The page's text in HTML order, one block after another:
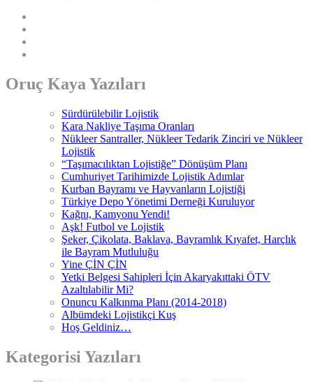
Oruç Kaya Yazıları
Sürdürülebilir Lojistik
Kara Nakliye Taşıma Oranları
Nükleer Santraller, Nükleer Tedarik Zinciri ve Nükleer
Lojistik
“Taşımacılıktan Lojistiğe” Dönüşüm Planı
Cumhuriyet Tarihimizde Lojistik Adımlar
Kurban Bayramı ve Hayvanların Lojistiği
Türkiye Depo Yönetimi Derneği Kuruluyor
Kağnı, Kamyonu Yendi!
Aşk! Futbol ve Lojistik
Şeker, Çikolata, Baklava, Bayramlık Kıyafet, Harçlık
ile Bayram Mutluluğu
Yine ÇİN ÇİN
Yetki Belgesi Sahipleri İçin Akaryakıttaki ÖTV
Azaltılabilir Mi?
Onuncu Kalkınma Planı (2014-2018)
Albümdeki Lojistikçi Kuş
Hoş Geldiniz…
Kategorisi Yazıları